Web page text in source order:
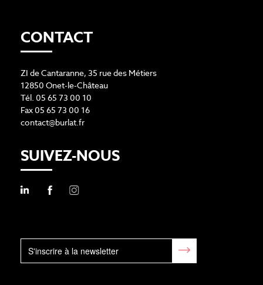
CONTACT
ZI de Cantaranne, 35 rue des Métiers
12850 Onet-le-Château
Tél. 05 65 73 00 10
Fax 05 65 73 00 16
contact@burlat.fr
SUIVEZ-NOUS